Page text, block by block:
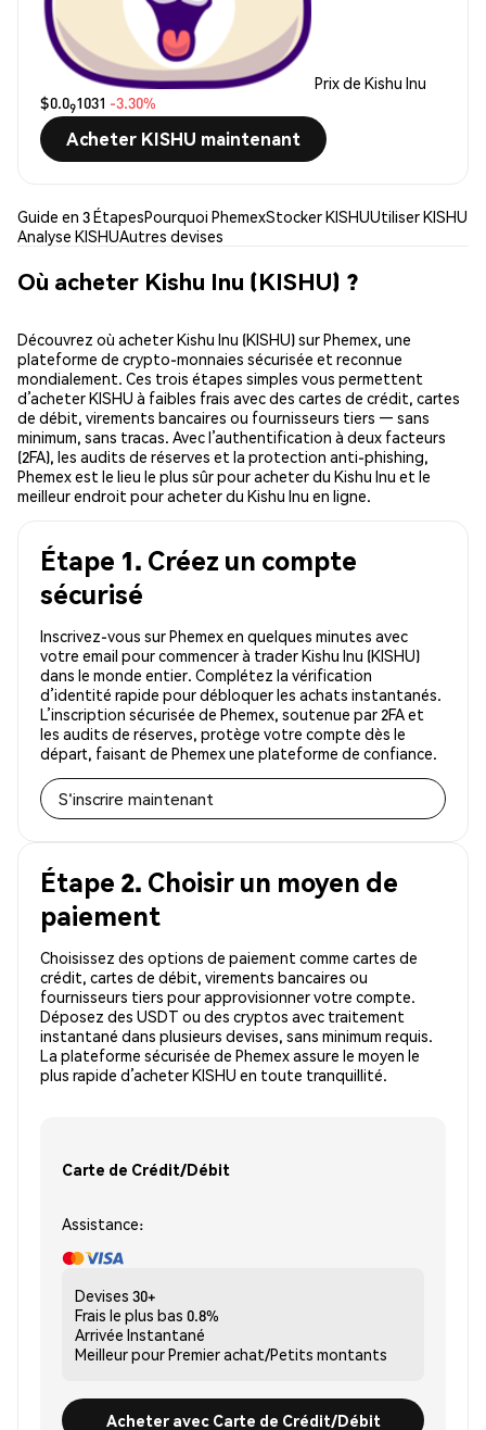
Prix de Kishu Inu
$0.091031 -3.30%
Acheter KISHU maintenant
Guide en 3 ÉtapesPourquoi PhemexStocker KISHUUtiliser KISHU
Analyse KISHUAutres devises
Où acheter Kishu Inu (KISHU) ?
Découvrez où acheter Kishu Inu (KISHU) sur Phemex, une
plateforme de crypto-monnaies sécurisée et reconnue
mondialement. Ces trois étapes simples vous permettent
d’acheter KISHU à faibles frais avec des cartes de crédit, cartes
de débit, virements bancaires ou fournisseurs tiers — sans
minimum, sans tracas. Avec l’authentification à deux facteurs
(2FA), les audits de réserves et la protection anti-phishing,
Phemex est le lieu le plus sûr pour acheter du Kishu Inu et le
meilleur endroit pour acheter du Kishu Inu en ligne.
Étape 1. Créez un compte
sécurisé
Inscrivez-vous sur Phemex en quelques minutes avec
votre email pour commencer à trader Kishu Inu (KISHU)
dans le monde entier. Complétez la vérification
d’identité rapide pour débloquer les achats instantanés.
L’inscription sécurisée de Phemex, soutenue par 2FA et
les audits de réserves, protège votre compte dès le
départ, faisant de Phemex une plateforme de confiance.
S'inscrire maintenant
Étape 2. Choisir un moyen de
paiement
Choisissez des options de paiement comme cartes de
crédit, cartes de débit, virements bancaires ou
fournisseurs tiers pour approvisionner votre compte.
Déposez des USDT ou des cryptos avec traitement
instantané dans plusieurs devises, sans minimum requis.
La plateforme sécurisée de Phemex assure le moyen le
plus rapide d’acheter KISHU en toute tranquillité.
Carte de Crédit/Débit
Assistance:
Devises 30+
Frais le plus bas 0.8%
Arrivée Instantané
Meilleur pourPremier achat/Petits montants
Acheter avec Carte de Crédit/Débit